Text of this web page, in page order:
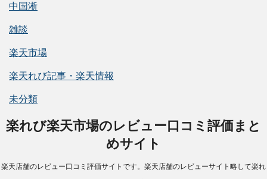
中国淅
雑談
楽天市場
楽天れび記事・楽天情報
未分類
楽れび楽天市場のレビュー口コミ評価まと
めサイト
楽天店舗のレビュー口コミ評価サイトです。楽天店舗のレビューサイト略して楽れ